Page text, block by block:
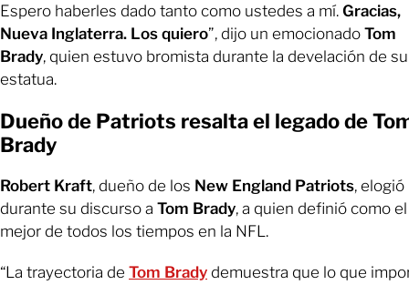
Espero haberles dado tanto como ustedes a mí. Gracias,
Nueva Inglaterra. Los quiero”, dijo un emocionado Tom
Brady, quien estuvo bromista durante la develación de su
estatua.
Dueño de Patriots resalta el legado de
Brady
Robert Kraft, dueño de los New England Patriots, elogió
durante su discurso a Tom Brady, a quien definió como el
mejor de todos los tiempos en la NFL.
“La trayectoria de Tom Brady demuestra que lo que